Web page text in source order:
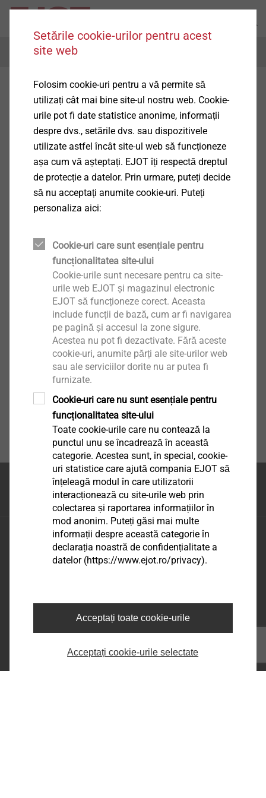
Menu
Partea superioara a
EJOT Romania
Șos. Comercială nr. 21 A, DN 65 B,
Com.Bradu, Sat Geamăna,
infoRO@ejot.com
Facebook
Setările cookie-urilor pentru acest
site web
Folosim cookie-uri pentru a vă permite să
utilizați cât mai bine site-ul nostru web. Cookie-
urile pot fi date statistice anonime, informații
despre dvs., setările dvs. sau dispozitivele
utilizate astfel încât site-ul web să funcționeze
așa cum vă așteptați. EJOT îți respectă dreptul
de protecție a datelor. Prin urmare, puteți decide
să nu acceptați anumite cookie-uri. Puteți
personaliza aici:
Cookie-uri care sunt esențiale pentru
funcționalitatea site-ului
Cookie-urile sunt necesare pentru ca site-
urile web EJOT și magazinul electronic
EJOT să funcționeze corect. Aceasta
include funcții de bază, cum ar fi navigarea
pe pagină și accesul la zone sigure.
Acestea nu pot fi dezactivate. Fără aceste
cookie-uri, anumite părți ale site-urilor web
sau ale serviciilor dorite nu ar putea fi
furnizate.
Cookie-uri care nu sunt esențiale pentru
funcționalitatea site-ului
Toate cookie-urile care nu contează la
punctul unu se încadrează în această
categorie. Acestea sunt, în special, cookie-
uri statistice care ajută compania EJOT să
înțeleagă modul în care utilizatorii
interacționează cu site-urile web prin
colectarea și raportarea informațiilor în
mod anonim. Puteți găsi mai multe
informații despre această categorie în
declarația noastră de confidențialitate a
datelor (https://www.ejot.ro/privacy).
Acceptați toate cookie-urile
Acceptați cookie-urile selectate